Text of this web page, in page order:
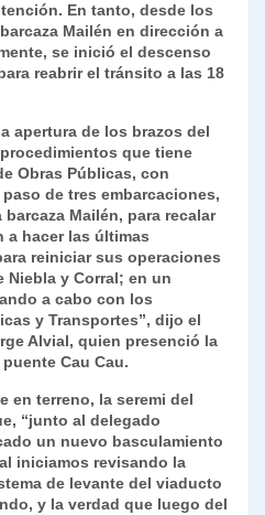
En tanto, desde los
Mailén en dirección a
se inició el descenso
reabrir el tránsito a las 18
apertura de los brazos del
que tiene
Obras Públicas, con
de tres embarcaciones,
Mailén, para recalar
a hacer las últimas
reiniciar sus operaciones
Niebla y Corral; en un
a cabo con los
y Transportes”, dijo el
Alvial, quien presenció la
Cau Cau.
en terreno, la seremi del
“junto al delegado
un nuevo basculamiento
iniciamos revisando la
de levante del viaducto
y la verdad que luego del